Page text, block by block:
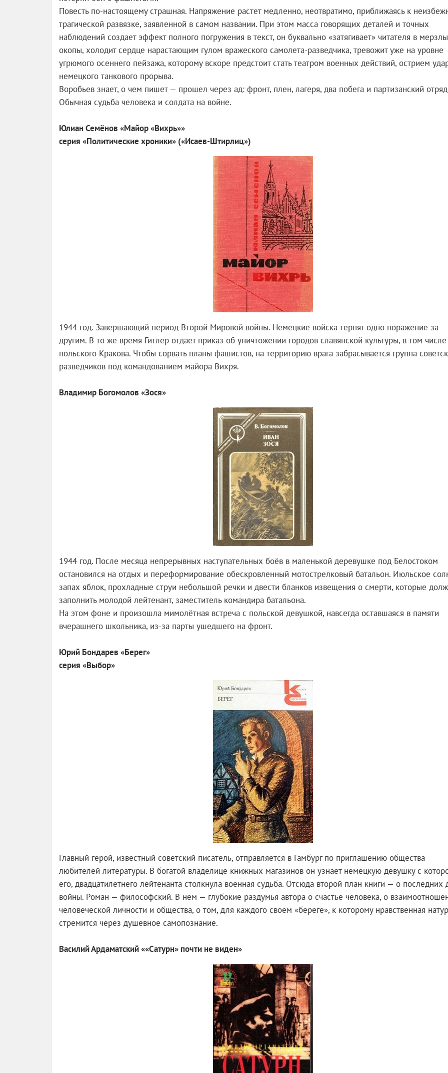
Повесть по-настоящему страшная. Напряжение растет медленно, неотвратимо, приближаясь к
трагической развязке, заявленной в самом названии. При этом масса говорящих деталей и точных
наблюдений создает эффект полного погружения в текст, он буквально «затягивает» читателя в
окопы, холодит сердце нарастающим гулом вражеского самолета-разведчика, тревожит уже на уровне
угрюмого осеннего пейзажа, которому вскоре предстоит стать театром военных действий, острием
немецкого танкового прорыва.
Воробьев знает, о чем пишет — прошел через ад: фронт, плен, лагеря, два побега и партизанский
Обычная судьба человека и солдата на войне.
Юлиан Семёнов «Майор «Вихрь»»
серия «Политические хроники» («Исаев-Штирлиц»)
1944 год. Завершающий период Второй Мировой войны. Немецкие войска терпят одно поражение за
другим. В то же время Гитлер отдает приказ об уничтожении городов славянской культуры, в том
польского Кракова. Чтобы сорвать планы фашистов, на территорию врага забрасывается группа
разведчиков под командованием майора Вихря.
Владимир Богомолов «Зося»
1944 год. После месяца непрерывных наступательных боёв в маленькой деревушке под Белостоком
остановился на отдых и переформирование обескровленный мотострелковый батальон. Июльское
запах яблок, прохладные струи небольшой речки и двести бланков извещения о смерти, которые
заполнить молодой лейтенант, заместитель командира батальона.
На этом фоне и произошла мимолётная встреча с польской девушкой, навсегда оставшаяся в памяти
вчерашнего школьника, из-за парты ушедшего на фронт.
Юрий Бондарев «Берег»
серия «Выбор»
Главный герой, известный советский писатель, отправляется в Гамбург по приглашению общества
любителей литературы. В богатой владелице книжных магазинов он узнает немецкую девушку с
его, двадцатилетнего лейтенанта столкнула военная судьба. Отсюда второй план книги — о последних
войны. Роман — философский. В нем — глубокие раздумья автора о счастье человека, о
человеческой личности и общества, о том, для каждого своем «береге», к которому нравственная
стремится через душевное самопознание.
Василий Ардаматский ««Сатурн» почти не виден»